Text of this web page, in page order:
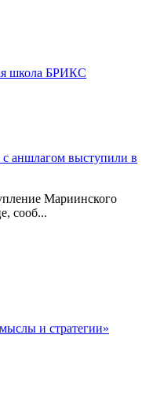
школа БРИКС
аншлагом выступили в
Мариинского
сооб...
и стратегии»